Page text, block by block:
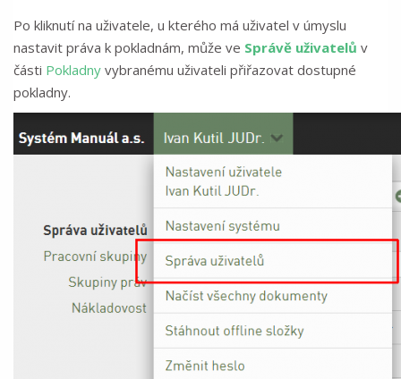
Po kliknutí na uživatele, u kterého má uživatel v úmyslu
nastavit práva k pokladnám, může ve Správě uživatelů v
části Pokladny vybranému uživateli přiřazovat dostupné
pokladny.